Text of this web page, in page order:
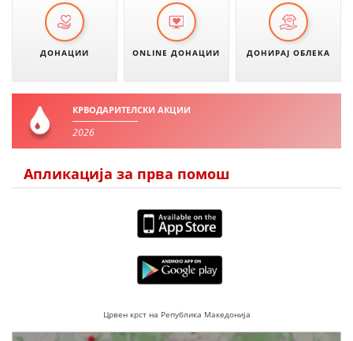
ДИСЕМИНАЦИЈА
MЕЃУНАРОДНО ХУМАНИТАРНО ПРАВО
УПОТРЕБА И ЗАШТИТА НА АМБЛЕМОТ
СОЦИЈАЛНО ХУМАНИТАРНА ДЕЈНОСТ
ТИМОВИ НА ООЦК
ПРОЕКТИ – ПОДГОТВЕНОСТ И ДЕЈСТВУВАЊЕ ПРИ КАТАСТРОФИ
ИСТРАЖУВАЊЕ НА ЈАВНО МИСЛЕЊЕ
ДОНАЦИИ ONLINE ДОНАЦИИ ДОНИРАЈ ОБЛЕКА
КРВОДАРИТЕЛСКИ АКЦИИ
2026
Апликација за прва помош
Црвен крст на Република Македонија